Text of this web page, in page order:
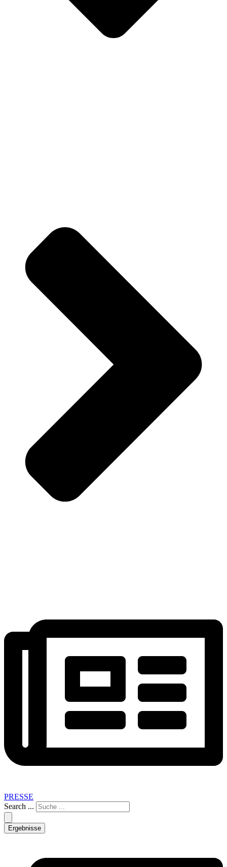
PRESSE
Search ...
Ergebnisse